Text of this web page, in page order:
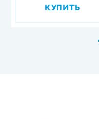
дизайн 1, 3 предмета,
фарфор
КУПИТЬ